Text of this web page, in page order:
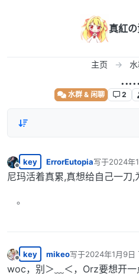
真紅
主页
水群 & 闲聊 2
离线
key ErrorEutopia写于2024年
最后由 编辑
尼玛活着真累,真想给自己一刀,
离线
key mikeo写于2024年1月9日
最后由 编辑
woc，别＞﹏＜，Orz要想开一